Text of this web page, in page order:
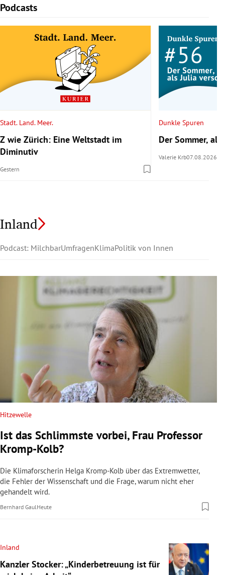
Podcasts
Slide 1 von 5
Stadt. Land. Meer.
Z wie Zürich: Eine Weltstadt im
Diminutiv
Gestern
Dunkle Spuren
Der Sommer,
Valerie Krb07.08.2026
Inland
Podcast: MilchbarUmfragenKlimaPolitik von Innen
Hitzewelle
Ist das Schlimmste vorbei, Frau Professor
Kromp-Kolb?
Die Klimaforscherin Helga Kromp-Kolb über das Extremwetter,
die Fehler der Wissenschaft und die Frage, warum nicht eher
gehandelt wird.
Bernhard Gaul Heute
Inland
Kanzler Stocker: „Kinderbetreuung ist für